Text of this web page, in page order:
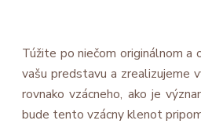
Túžite po niečom originálnom a
vašu predstavu a zrealizujeme
rovnako vzácneho, ako je
bude tento vzácny klenot